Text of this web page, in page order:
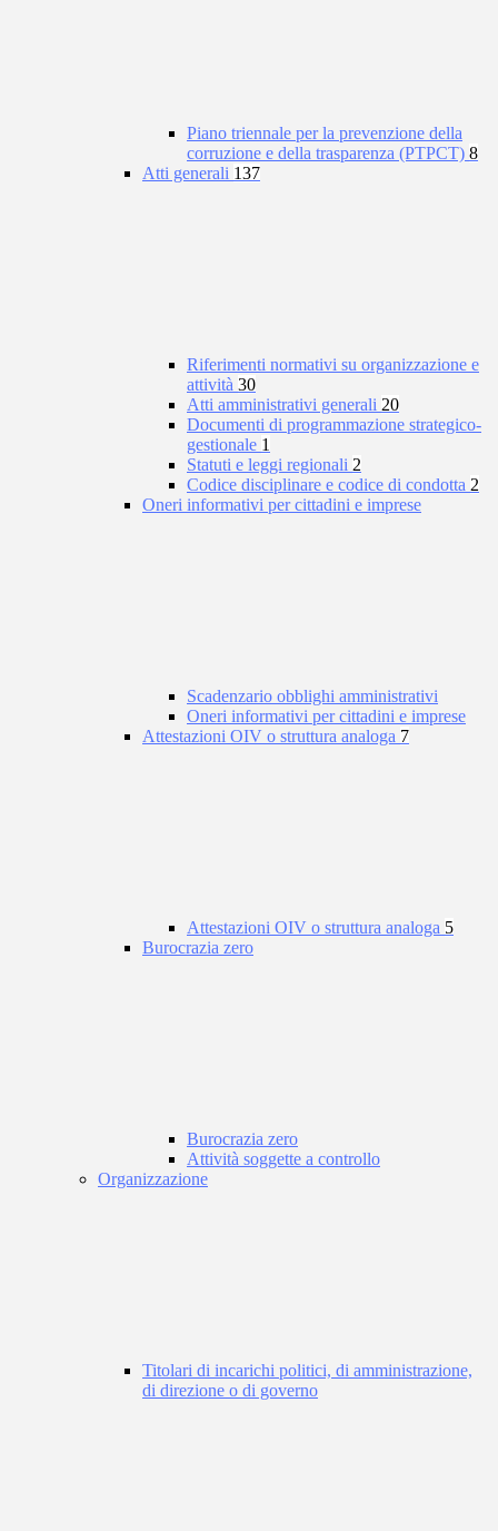
Piano triennale per la prevenzione della
corruzione e della trasparenza (PTPCT) 8
Atti generali 137
Riferimenti normativi su organizzazione e
attività 30
Atti amministrativi generali 20
Documenti di programmazione strategico-
gestionale 1
Statuti e leggi regionali 2
Codice disciplinare e codice di condotta 2
Oneri informativi per cittadini e imprese
Scadenzario obblighi amministrativi
Oneri informativi per cittadini e imprese
Attestazioni OIV o struttura analoga 7
Attestazioni OIV o struttura analoga 5
Burocrazia zero
Burocrazia zero
Attività soggette a controllo
Organizzazione
Titolari di incarichi politici, di amministrazione,
di direzione o di governo